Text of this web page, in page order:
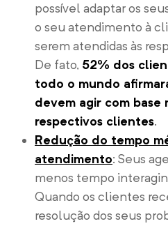
possível adaptar os
o seu atendimento à
serem atendidas às
De fato, 52% dos
todo o mundo
devem agir com base
respectivos clientes.
Redução do tempo
atendimento: Seus
menos tempo
Quando os clientes
resolução dos seus